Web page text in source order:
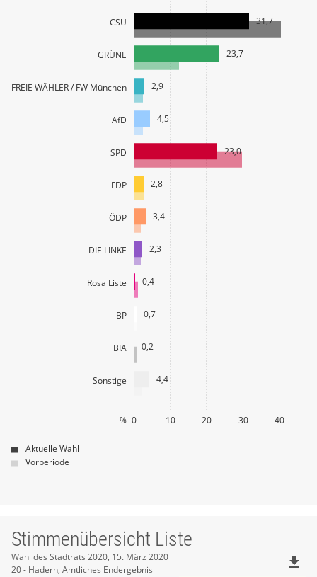
CSU
GRÜNE
FREIE WÄHLER / FW München
AfD
SPD
FDP
ÖDP
DIE LINKE
Rosa Liste
BP
BIA
Sonstige
0 10 20 30 40
%
31,7
23,7
2,9
4,5
23,0
2,8
3,4
2,3
0,4
0,7
0,2
4,4
Aktuelle Wahl
Vorperiode
Stimmenübersicht Liste
Stimmenübersicht
Wahl des Stadtrats 2020, 15. März 2020
20 - Hadern, Amtliches Endergebnis
file_download